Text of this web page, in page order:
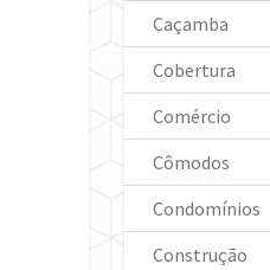
Caçamba
Cobertura
Comércio
Cômodos
Condomínios
Construção